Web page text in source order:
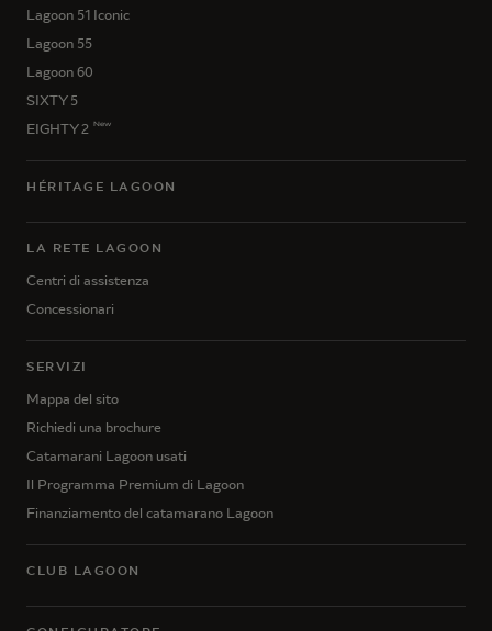
Lagoon 51 Iconic
Lagoon 55
Lagoon 60
SIXTY 5
EIGHTY 2
New
HÉRITAGE LAGOON
LA RETE LAGOON
Centri di assistenza
Concessionari
SERVIZI
Mappa del sito
Richiedi una brochure
Catamarani Lagoon usati
Il Programma Premium di Lagoon
Finanziamento del catamarano Lagoon
CLUB LAGOON